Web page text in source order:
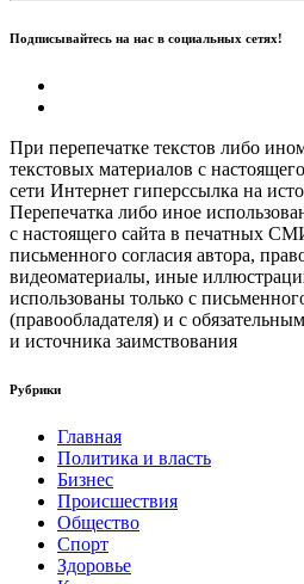
Подписывайтесь на нас в социальных сетях!
При перепечатке текстов либо
текстовых материалов с
сети Интернет гиперссылка на
Перепечатка либо иное
с настоящего сайта в печатных
письменного согласия автора,
видеоматериалы, иные
использованы только с
(правообладателя) и с
и источника заимствования
Рубрики
Главная
Политика и власть
Бизнес
Происшествия
Общество
Cпорт
Здоровье